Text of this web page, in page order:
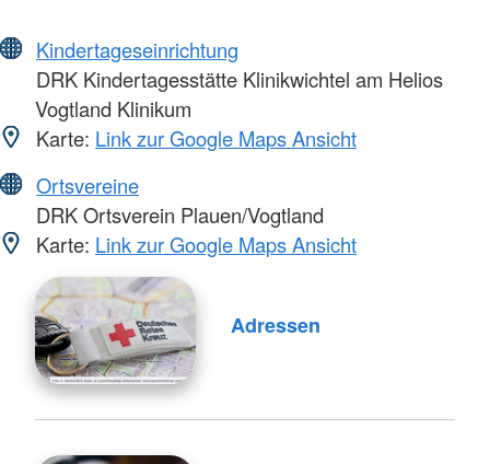
Kindertageseinrichtung
DRK Kindertagesstätte Klinikwichtel am Helios
Vogtland Klinikum
Karte: Link zur Google Maps Ansicht
Ortsvereine
DRK Ortsverein Plauen/Vogtland
Karte: Link zur Google Maps Ansicht
Adressen